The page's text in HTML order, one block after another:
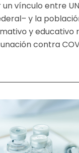
vínculo entre
y la
y educativo
contra